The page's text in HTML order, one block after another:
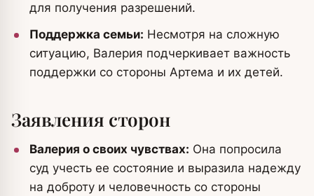
для получения разрешений.
Поддержка семьи: Несмотря на сложную
ситуацию, Валерия подчеркивает важность
поддержки со стороны Артема и их детей.
Заявления сторон
Валерия о своих чувствах: Она попросила
суд учесть ее состояние и выразила надежду
на доброту и человечность со стороны